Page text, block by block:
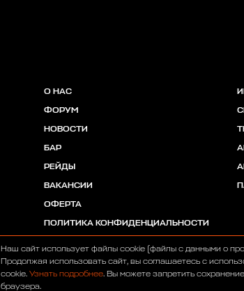
О НАС
ФОРУМ
НОВОСТИ
БАР
РЕЙДЫ
ВАКАНСИИ
ОФЕРТА
ПОЛИТИКА КОНФИДЕНЦИАЛЬНОСТИ
Наш сайт использует файлы cookie (файлы с данными о
Продолжая использовать сайт, вы соглашаетесь с
cookie. Узнать подробнее. Вы можете запретить
браузера.